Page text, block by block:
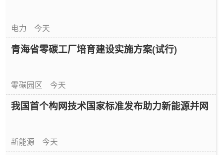
电力 今天
青海省零碳工厂培育建设实施方案(试行)
零碳园区 今天
我国首个构网技术国家标准发布助力新能源并网
新能源 今天